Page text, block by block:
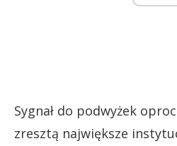
Sygnał do podwyżek
zresztą największe